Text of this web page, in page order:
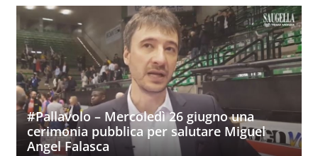
#Pallavolo – Mercoledì 26 giugno una
cerimonia pubblica per salutare Miguel
Angel Falasca